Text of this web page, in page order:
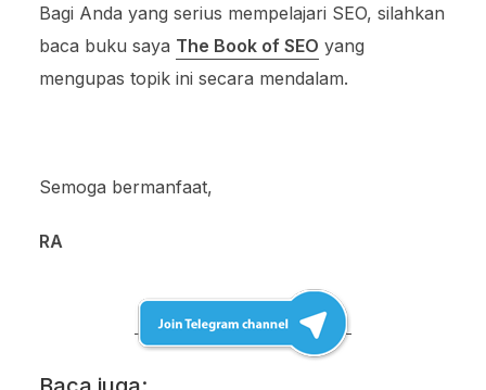
Bagi Anda yang serius mempelajari SEO, silahkan
baca buku saya The Book of SEO yang
mengupas topik ini secara mendalam.
Semoga bermanfaat,
RA